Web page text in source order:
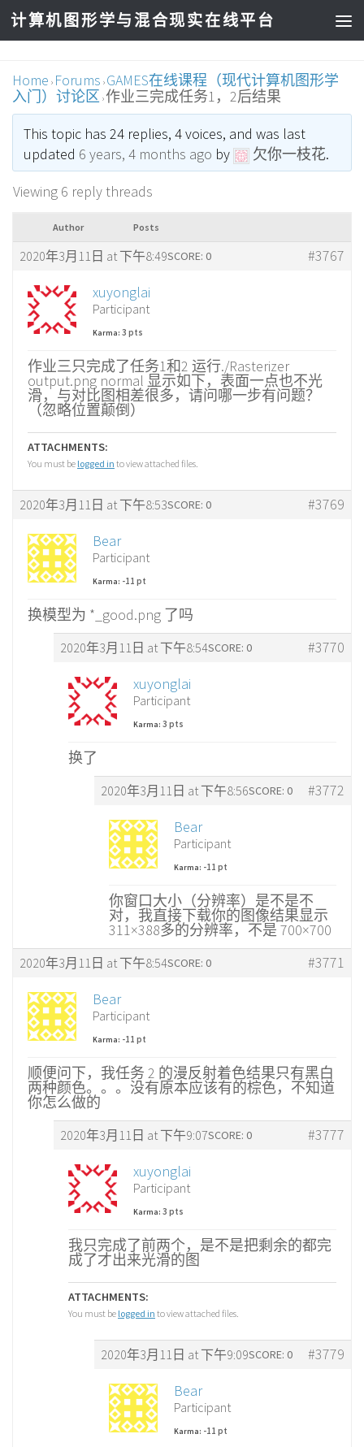
计算机图形学与混合现实在线平台
Home › Forums › GAMES在线课程（现代计算机图形学
入门）讨论区 › 作业三完成任务1，2后结果
This topic has 24 replies, 4 voices, and was last
updated 6 years, 4 months ago by 欠你一枝花.
Viewing 6 reply threads
Author Posts
2020年3月11日 at 下午8:49 #3767
SCORE: 0
xuyonglai
Participant
Karma: 3 pts
作业三只完成了任务1和2 运行./Rasterizer
output.png normal 显示如下，表面一点也不光
滑，与对比图相差很多，请问哪一步有问题？
（忽略位置颠倒）
ATTACHMENTS:
You must be logged in to view attached files.
2020年3月11日 at 下午8:53 #3769
SCORE: 0
Bear
Participant
Karma: -11 pt
换模型为 *_good.png 了吗
2020年3月11日 at 下午8:54 #3770
SCORE: 0
xuyonglai
Participant
Karma: 3 pts
换了
2020年3月11日 at 下午8:56 #3772
SCORE: 0
Bear
Participant
Karma: -11 pt
你窗口大小（分辨率）是不是不
对，我直接下载你的图像结果显示
311×388多的分辨率，不是 700×700
2020年3月11日 at 下午8:54 #3771
SCORE: 0
Bear
Participant
Karma: -11 pt
顺便问下，我任务 2 的漫反射着色结果只有黑白
两种颜色。。。没有原本应该有的棕色，不知道
你怎么做的
2020年3月11日 at 下午9:07 #3777
SCORE: 0
xuyonglai
Participant
Karma: 3 pts
我只完成了前两个，是不是把剩余的都完
成了才出来光滑的图
ATTACHMENTS:
You must be logged in to view attached files.
2020年3月11日 at 下午9:09 #3779
SCORE: 0
Bear
Participant
Karma: -11 pt